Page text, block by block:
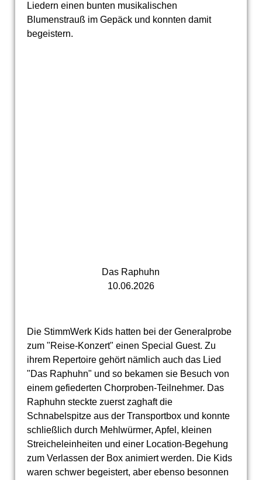
Liedern einen bunten musikalischen
Blumenstrauß im Gepäck und konnten damit
begeistern.
Das Raphuhn
10.06.2026
Die StimmWerk Kids hatten bei der Generalprobe
zum "Reise-Konzert" einen Special Guest. Zu
ihrem Repertoire gehört nämlich auch das Lied
"Das Raphuhn" und so bekamen sie Besuch von
einem gefiederten Chorproben-Teilnehmer. Das
Raphuhn steckte zuerst zaghaft die
Schnabelspitze aus der Transportbox und konnte
schließlich durch Mehlwürmer, Apfel, kleinen
Streicheleinheiten und einer Location-Begehung
zum Verlassen der Box animiert werden. Die Kids
waren schwer begeistert, aber ebenso besonnen